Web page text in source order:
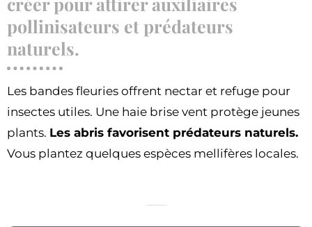
pollinisateurs et prédateurs
naturels.
Les bandes fleuries offrent nectar et refuge pour
insectes utiles. Une haie brise vent protège jeunes
plants. Les abris favorisent prédateurs naturels.
Vous plantez quelques espèces mellifères locales.